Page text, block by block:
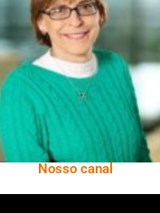
Simão É Referência
Da Saúde
Nosso canal